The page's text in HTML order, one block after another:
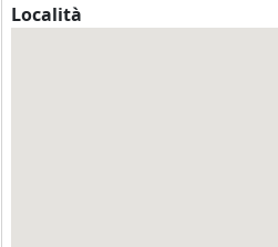
Località